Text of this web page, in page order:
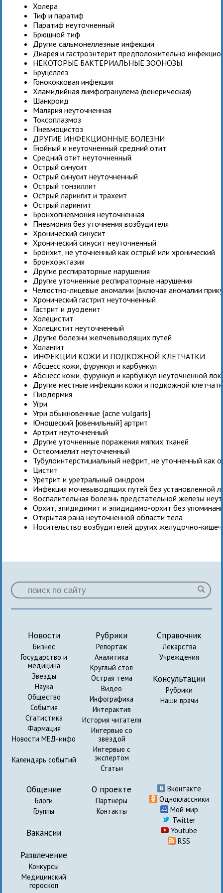
Холера
Тиф и паратиф
Паратиф неуточненный
Брюшной тиф
Другие сальмонеллезные инфекции
Диарея и гастроэнтерит предположительно
НЕКОТОРЫЕ БАКТЕРИАЛЬНЫЕ ЗООНОЗЫ
Бруцеллез
Гонококковая инфекция
Хламидийная лимфогранулема (венерическая)
Шанкроид
Малярия неуточненная
Токсоплазмоз
Пневмоцистоз
ДРУГИЕ ИНФЕКЦИОННЫЕ БОЛЕЗНИ
Гнойный и неуточненный средний отит
Средний отит неуточненный
Острый синусит
Острый синусит неуточненный
Острый тонзиллит
Острый ларингит и трахеит
Острый ларингит
Бронхопневмония неуточненная
Пневмония без уточнения возбудителя
Хронический синусит
Хронический синусит неуточненный
Бронхит, не уточненный как острый или хронический
Бронхоэктазия
Другие респираторные нарушения
Другие уточненные респираторные нарушения
Челюстно-лицевые аномалии [включая аномалии
Хронический гастрит неуточненный
Гастрит и дуоденит
Холецистит
Холецистит неуточненный
Другие болезни желчевыводящих путей
Холангит
ИНФЕКЦИИ КОЖИ И ПОДКОЖНОЙ КЛЕТЧАТКИ
Абсцесс кожи, фурункул и карбункул
Абсцесс кожи, фурункул и карбункул неуточненной
Другие местные инфекции кожи и подкожной
Пиодермия
Угри
Угри обыкновенные [acne vulgaris]
Юношеский [ювенильный] артрит
Артрит неуточненный
Другие уточненные поражения мягких тканей
Остеомиелит неуточненный
Тубулоинтерстициальный нефрит, не уточненный как
Цистит
Уретрит и уретральный синдром
Инфекция мочевыводящих путей без установленной
Воспалительная болезнь предстательной железы
Орхит, эпидидимит и эпидидимо-орхит без
Открытая рана неуточненной области тела
Носительство возбудителей других желудочно-
Новости
Бизнес
Государство и
медицина
Звезды
Наука
Общество
События
Статистика
Фармация
Новости МЕД-инфо
Календарь событий
Рубрики
Репортаж
Аналитика
Круглый стол
Острая тема
Видео
Инфографика
Интерактив
История читателя
Интервью со
звездой
Интервью с
экспертом
Статьи
Справочник
Лекарства
Учреждения
Консультации
Рубрики
Наши врачи
Общение
Блоги
Группы
Вакансии
Развлечение
Конкурсы
Медицинский
гороскоп
О проекте
Партнеры
Контакты
Вконтакте
Одноклассники
Мой мир
Twitter
Youtube
RSS